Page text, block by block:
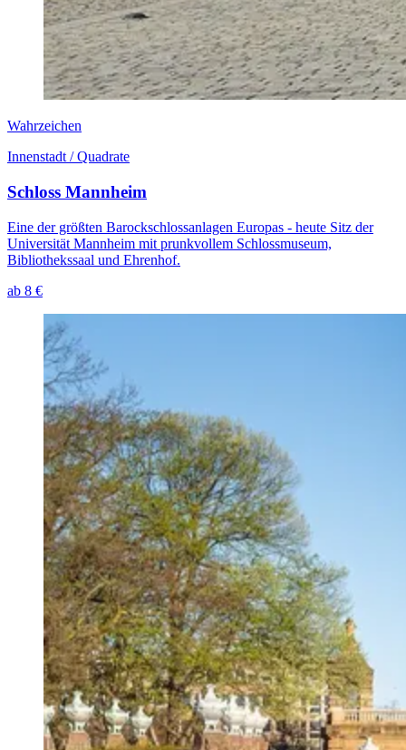
Wahrzeichen
Innenstadt / Quadrate
Schloss Mannheim
Eine der größten Barockschlossanlagen Europas - heute Sitz der
Universität Mannheim mit prunkvollem Schlossmuseum,
Bibliothekssaal und Ehrenhof.
ab 8 €